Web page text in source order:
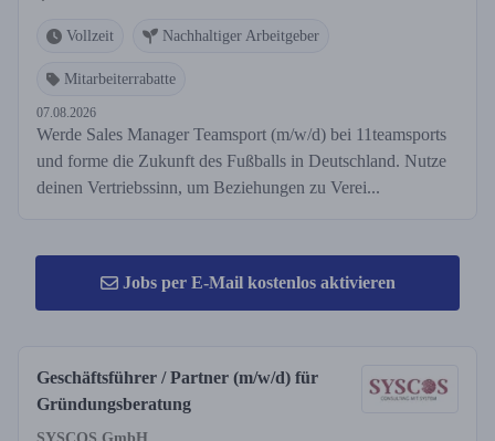
Vollzeit Nachhaltiger Arbeitgeber
Mitarbeiterrabatte
07.08.2026
Werde Sales Manager Teamsport (m/w/d) bei 11teamsports
und forme die Zukunft des Fußballs in Deutschland. Nutze
deinen Vertriebssinn, um Beziehungen zu Verei...
Jobs per E-Mail kostenlos aktivieren
Geschäftsführer / Partner (m/w/d) für
Gründungsberatung